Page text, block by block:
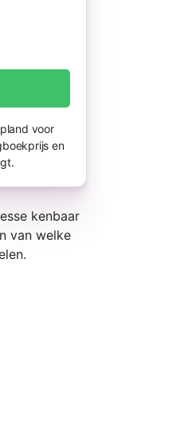
voor
en
kenbaar
van welke